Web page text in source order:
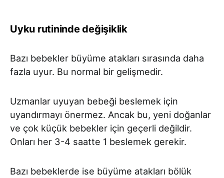
Uyku rutininde değişiklik
Bazı bebekler büyüme atakları sırasında daha
fazla uyur. Bu normal bir gelişmedir.
Uzmanlar uyuyan bebeği beslemek için
uyandırmayı önermez. Ancak bu, yeni doğanlar
ve çok küçük bebekler için geçerli değildir.
Onları her 3-4 saatte 1 beslemek gerekir.
Bazı bebeklerde ise büyüme atakları bölük